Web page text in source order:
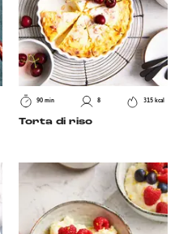
90 min 8 315 kcal
Torta di riso